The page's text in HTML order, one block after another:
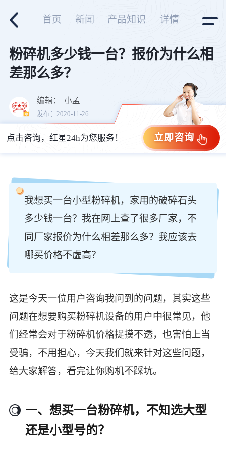
首页 新闻 产品知识 详情
粉碎机多少钱一台？报价为什么相
差那么多？
编辑： 小孟
发布：2020-11-26
立即咨询
点击咨询，红星24h为您服务！
我想买一台小型粉碎机，家用的破碎石头
多少钱一台？我在网上查了很多厂家，不
同厂家报价为什么相差那么多？我应该去
哪买价格不虚高？
这是今天一位用户咨询我问到的问题，其实这些
问题在想要购买粉碎机设备的用户中很常见，他
们经常会对于粉碎机价格捉摸不透，也害怕上当
受骗，不用担心，今天我们就来针对这些问题，
给大家解答，看完让你购机不踩坑。
一、想买一台粉碎机，不知选大型
还是小型号的？